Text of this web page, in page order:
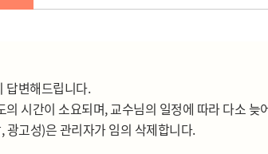
답변해드립니다.
시간이 소요되며, 교수님의 일정에 따라 다소 늦
고성)은 관리자가 임의 삭제합니다.